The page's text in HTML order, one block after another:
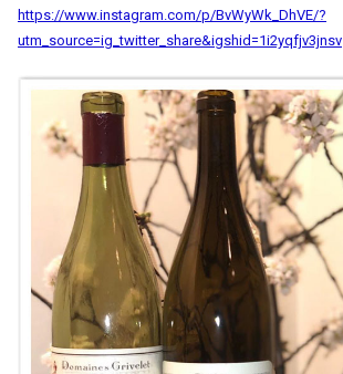
https://www.instagram.com/p/BvWyWk_DhVE/?
utm_source=ig_twitter_share&igshid=1i2yqfjv3jnsv